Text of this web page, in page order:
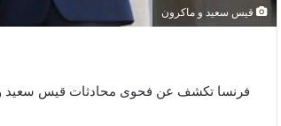
قيس سعيد و ماكرون
فرنسا تكشف عن فحوى محادثات قيس سعيد